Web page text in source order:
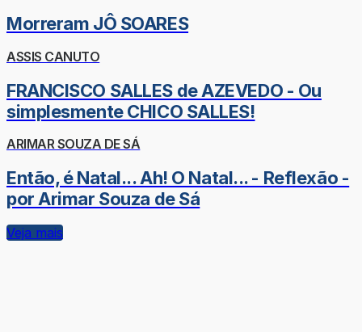
Morreram JÔ SOARES
ASSIS CANUTO
FRANCISCO SALLES de AZEVEDO - Ou
simplesmente CHICO SALLES!
ARIMAR SOUZA DE SÁ
Então, é Natal... Ah! O Natal... - Reflexão -
por Arimar Souza de Sá
Veja mais